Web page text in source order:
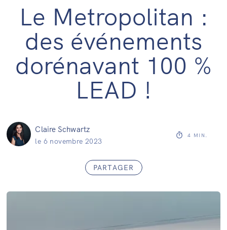
Le Metropolitan :
des événements
dorénavant 100 %
LEAD !
Claire Schwartz
le 6 novembre 2023
4 MIN.
PARTAGER